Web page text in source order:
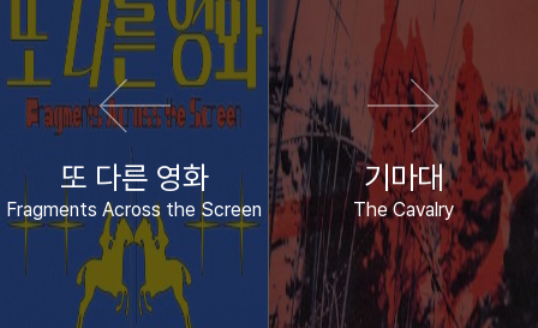
또 다른 영화
Fragments Across the Screen
기마대
The Cavalry